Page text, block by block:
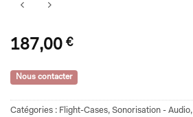
187,00 €
Nous contacter
Catégories : Flight-Cases, Sonorisation - Audio,